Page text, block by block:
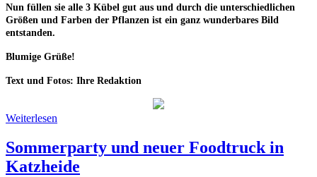
Nun füllen sie alle 3 Kübel gut aus und durch die unterschiedlichen
Größen und Farben der Pflanzen ist ein ganz wunderbares Bild
entstanden.
Blumige Grüße!
Text und Fotos: Ihre Redaktion
Weiterlesen
Sommerparty und neuer Foodtruck in
Katzheide